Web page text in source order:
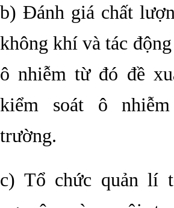
b) Đánh giá chất
không khí và tác
ô nhiễm từ đó đề
kiểm soát ô
trường.
c) Tổ chức quản lí